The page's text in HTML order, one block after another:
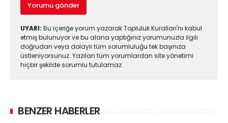
Yorumu gönder
UYARI: Bu içeriğe yorum yazarak Topluluk Kuralları'nı kabul
etmiş bulunuyor ve bu alana yaptığınız yorumunuzla ilgili
doğrudan veya dolaylı tüm sorumluluğu tek başınıza
üstleniyorsunuz. Yazılan tüm yorumlardan site yönetimi
hiçbir şekilde sorumlu tutulamaz.
BENZER HABERLER